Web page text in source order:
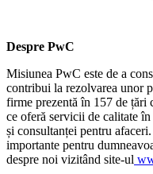
Despre PwC
Misiunea PwC este de a
contribui la rezolvarea unor
firme prezentă în 157 de țări
ce oferă servicii de calitate
și consultanței pentru
importante pentru
despre noi vizitând site-ul